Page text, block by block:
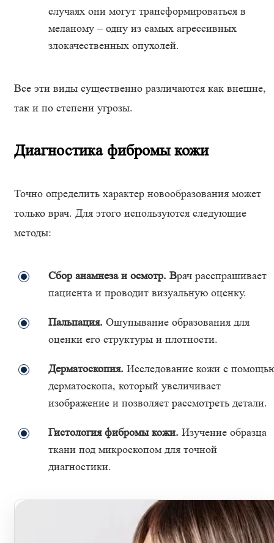
случаях они могут трансформироваться в
меланому – одну из самых агрессивных
злокачественных опухолей.
Все эти виды существенно различаются как внешне,
так и по степени угрозы.
Диагностика фибромы кожи
Точно определить характер новообразования может
только врач. Для этого используются следующие
методы:
Сбор анамнеза и осмотр. Врач расспрашивает
пациента и проводит визуальную оценку.
Пальпация. Ощупывание образования для
оценки его структуры и плотности.
Дерматоскопия. Исследование кожи с
дерматоскопа, который увеличивает
изображение и позволяет рассмотреть детали.
Гистология фибромы кожи. Изучение образца
ткани под микроскопом для точной
диагностики.